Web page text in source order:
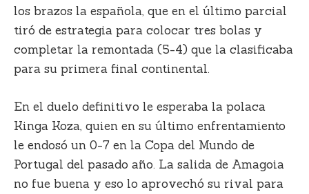
los brazos la española, que en el último parcial
tiró de estrategia para colocar tres bolas y
completar la remontada (5-4) que la clasificaba
para su primera final continental.
En el duelo definitivo le esperaba la polaca
Kinga Koza, quien en su último enfrentamiento
le endosó un 0-7 en la Copa del Mundo de
Portugal del pasado año. La salida de Amagoia
no fue buena y eso lo aprovechó su rival para